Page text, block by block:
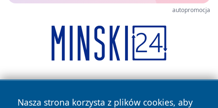
autopromocja
Nasza strona korzysta z plików cookies, aby